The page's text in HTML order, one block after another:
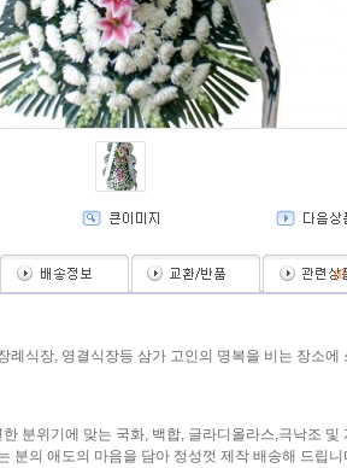
(0
례식장, 영결식장등 삼가 고인의 명복을 비는 장소에
분위기에 맞는 국화, 백합, 글라디올라스,극낙조
분의 애도의 마음을 담아 정성껏 제작 배송해 드립니